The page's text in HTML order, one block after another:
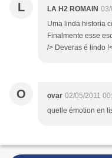
L LA H2 ROMAIN 03/
Uma linda historia
Finalmente esse
/> Deveras é lindo
O ovar 02/05/2011
quelle émotion en